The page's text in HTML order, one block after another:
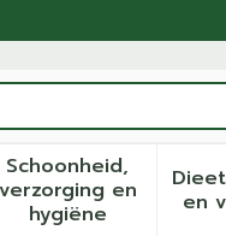
Schoonheid,
verzorging en
hygiëneToon submenu
en